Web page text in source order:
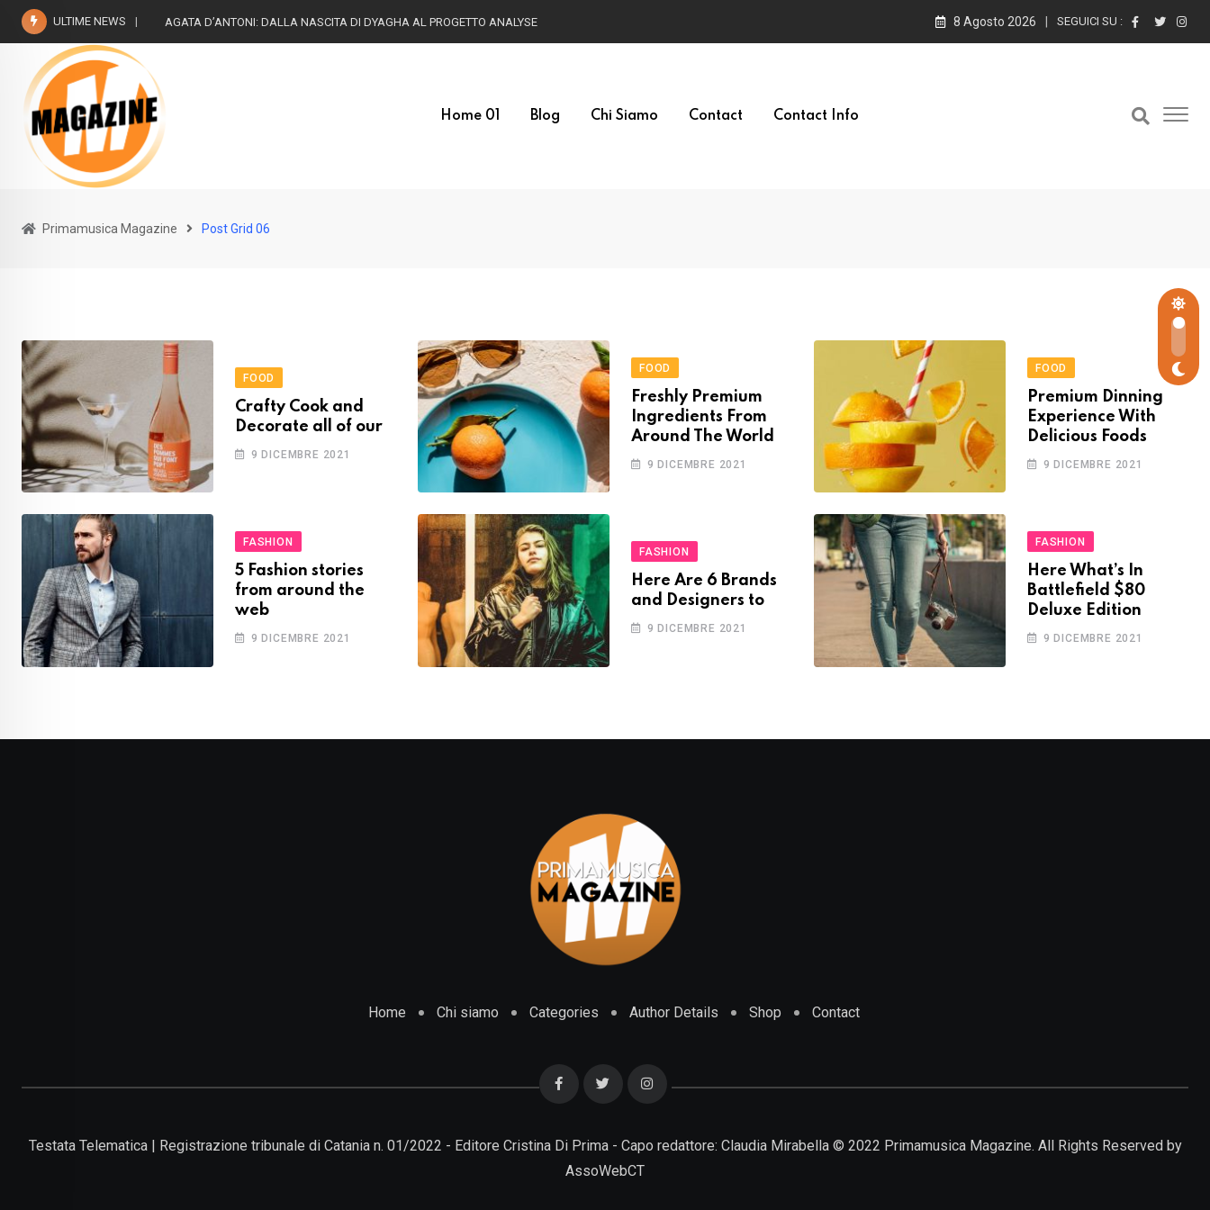
ULTIME NEWS AGATA D’ANTONI: DALLA NASCITA DI DYAGHA AL PROGETTO ANALYSE 8 Agosto 2026 SEGUICI SU :
Home 01 Blog Chi Siamo Contact Contact Info
Primamusica Magazine Post Grid 06
FOOD
Crafty Cook and
Decorate all of our
9 DICEMBRE 2021
FOOD
Freshly Premium
Ingredients From
Around The World
9 DICEMBRE 2021
FOOD
Premium Dinning
Experience With
Delicious Foods
9 DICEMBRE 2021
FASHION
5 Fashion stories
from around the
web
9 DICEMBRE 2021
FASHION
Here Are 6 Brands
and Designers to
9 DICEMBRE 2021
FASHION
Here What’s In
Battlefield $80
Deluxe Edition
9 DICEMBRE 2021
Home Chi siamo Categories Author Details Shop Contact
Testata Telematica | Registrazione tribunale di Catania n. 01/2022 - Editore Cristina Di Prima - Capo redattore: Claudia Mirabella © 2022 Primamusica Magazine. All Rights Reserved by
AssoWebCT